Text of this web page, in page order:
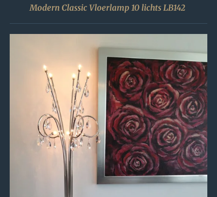
Modern Classic Vloerlamp 10 lichts LB142